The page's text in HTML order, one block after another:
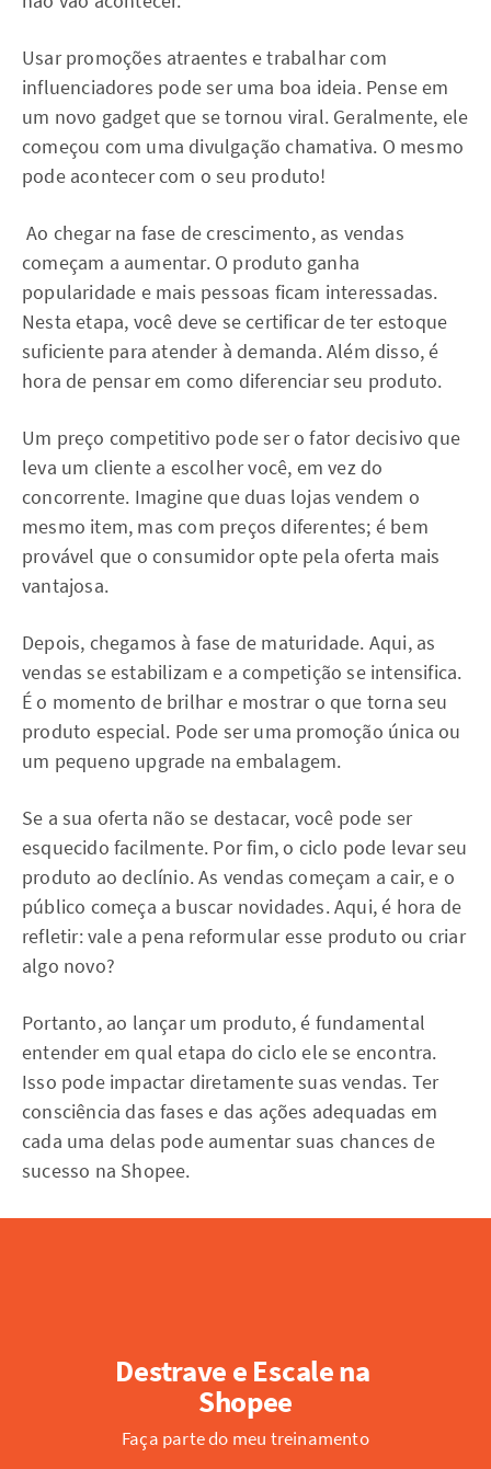
Usar promoções atraentes e trabalhar com
influenciadores pode ser uma boa ideia. Pense em
um novo gadget que se tornou viral. Geralmente, ele
começou com uma divulgação chamativa. O mesmo
pode acontecer com o seu produto!
Ao chegar na fase de crescimento, as vendas
começam a aumentar. O produto ganha
popularidade e mais pessoas ficam interessadas.
Nesta etapa, você deve se certificar de ter estoque
suficiente para atender à demanda. Além disso, é
hora de pensar em como diferenciar seu produto.
Um preço competitivo pode ser o fator decisivo que
leva um cliente a escolher você, em vez do
concorrente. Imagine que duas lojas vendem o
mesmo item, mas com preços diferentes; é bem
provável que o consumidor opte pela oferta mais
vantajosa.
Depois, chegamos à fase de maturidade. Aqui, as
vendas se estabilizam e a competição se intensifica.
É o momento de brilhar e mostrar o que torna seu
produto especial. Pode ser uma promoção única ou
um pequeno upgrade na embalagem.
Se a sua oferta não se destacar, você pode ser
esquecido facilmente. Por fim, o ciclo pode levar seu
produto ao declínio. As vendas começam a cair, e o
público começa a buscar novidades. Aqui, é hora de
refletir: vale a pena reformular esse produto ou criar
algo novo?
Portanto, ao lançar um produto, é fundamental
entender em qual etapa do ciclo ele se encontra.
Isso pode impactar diretamente suas vendas. Ter
consciência das fases e das ações adequadas em
cada uma delas pode aumentar suas chances de
sucesso na Shopee.
Destrave e Escale na
Shopee
Faça parte do meu treinamento